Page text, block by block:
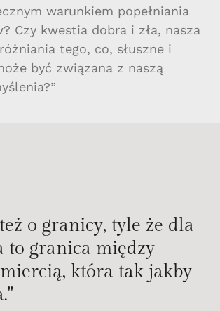
warunkiem popełniania
Czy kwestia dobra i zła, nasza
tego, co, słuszne i
być związana z naszą
o granicy, tyle że dla
to granica między
która tak jakby